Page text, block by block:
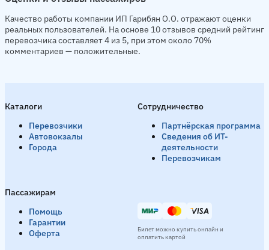
Качество работы компании ИП Гарибян О.О. отражают оценки
реальных пользователей. На основе 10 отзывов средний рейтинг
перевозчика составляет 4 из 5, при этом около 70%
комментариев — положительные.
Каталоги
Перевозчики
Автовокзалы
Города
Пассажирам
Помощь
Гарантии
Оферта
Сотрудничество
Партнёрская программа
Сведения об ИТ-
деятельности
Перевозчикам
Билет можно купить онлайн и
оплатить картой